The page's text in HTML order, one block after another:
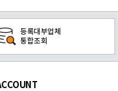
등록대부업체
통합조회